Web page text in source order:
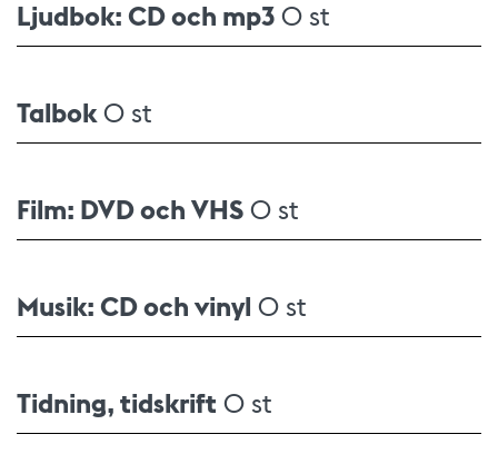
Ljudbok: CD och mp30 st
Talbok0 st
Film: DVD och VHS0 st
Musik: CD och vinyl 0 st
Tidning, tidskrift 0 st